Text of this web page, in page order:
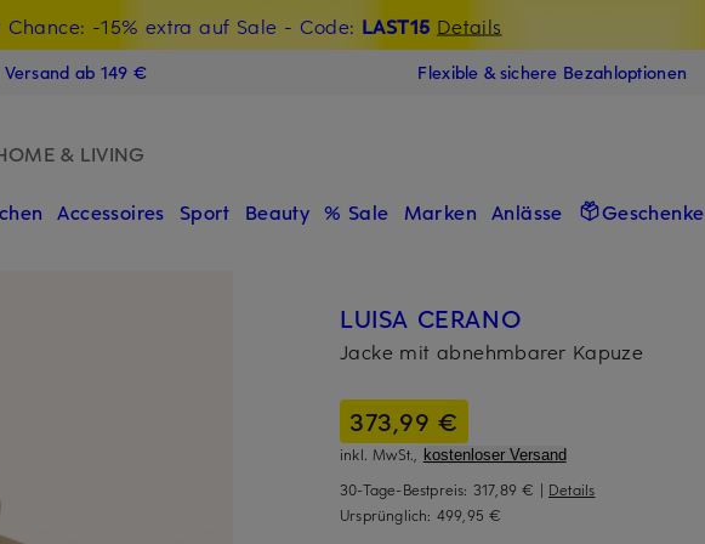
Chance: -15% extra auf Sale - Code: LAST15 Details
Willkommensgutschein mit Beyond sichern
ab 149 € Flexible & sichere Bezahloptionen
& LIVING
Accessoires Sport Beauty % Sale Marken Anlässe Geschenke
LUISA CERANO
Jacke mit abnehmbarer Kapuze
373,99 €
inkl. MwSt., kostenloser Versand
30-Tage-Bestpreis: 317,89 € | Details
Ursprünglich: 499,95 €